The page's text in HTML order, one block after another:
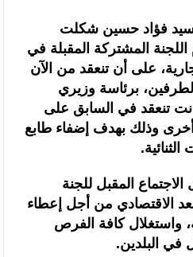
النهائي عقب تعادله أمام نظيره
إلى سبتة ومليلية جاءت نتيجة عوامل
الرقمي وترويج معلومات مضللة
فؤاد حسين شكلت
اللجنة المشتركة المقبلة في
على أن تنعقد من الآن
برئاسة وزيري
تنعقد في السابق على
وذلك بهدف إضفاء طابع
المقبل للجنة
الاقتصادي من أجل إعطاء
واستغلال كافة الفرص
في البلدين.